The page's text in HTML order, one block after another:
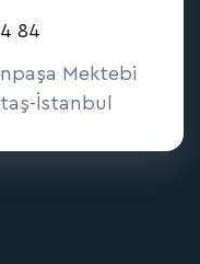
84
Mektebi
İstanbul